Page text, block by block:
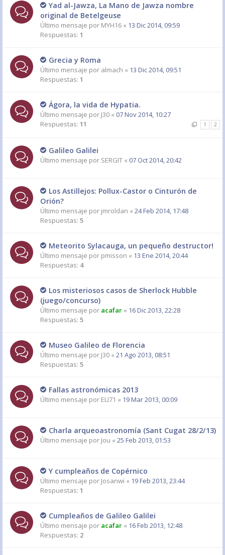
Yad al-Jawza, La Mano de Jawza nombre
original de Betelgeuse
Último mensaje por MYH16 « 13 Dic 2014, 09:59
Respuestas: 1
Grecia y Roma
Último mensaje por almach « 13 Dic 2014, 09:51
Respuestas: 1
Ágora, la vida de Hypatia.
Último mensaje por J30 « 07 Nov 2014, 10:27
Respuestas: 11 1 2
Galileo Galilei
Último mensaje por SERGIT « 07 Oct 2014, 20:42
Los Astillejos: Pollux-Castor o Cinturón de
Orión?
Último mensaje por jmroldan « 24 Feb 2014, 17:48
Respuestas: 5
Meteorito Sylacauga, un pequeño destructor!
Último mensaje por pmisson « 13 Ene 2014, 20:44
Respuestas: 4
Los misteriosos casos de Sherlock Hubble
(juego/concurso)
Último mensaje por acafar « 16 Dic 2013, 22:28
Respuestas: 5
Museo Galileo de Florencia
Último mensaje por J30 « 21 Ago 2013, 08:51
Respuestas: 5
Fallas astronómicas 2013
Último mensaje por ELI71 « 19 Mar 2013, 00:09
Charla arqueoastronomía (Sant Cugat 28/2/13)
Último mensaje por Jou « 25 Feb 2013, 01:53
Y cumpleaños de Copérnico
Último mensaje por Josanwi « 19 Feb 2013, 23:44
Respuestas: 1
Cumpleaños de Galileo Galilei
Último mensaje por acafar « 16 Feb 2013, 12:48
Respuestas: 2